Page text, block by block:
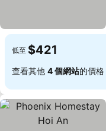
低至 $421
查看其他 4 個網站的價格